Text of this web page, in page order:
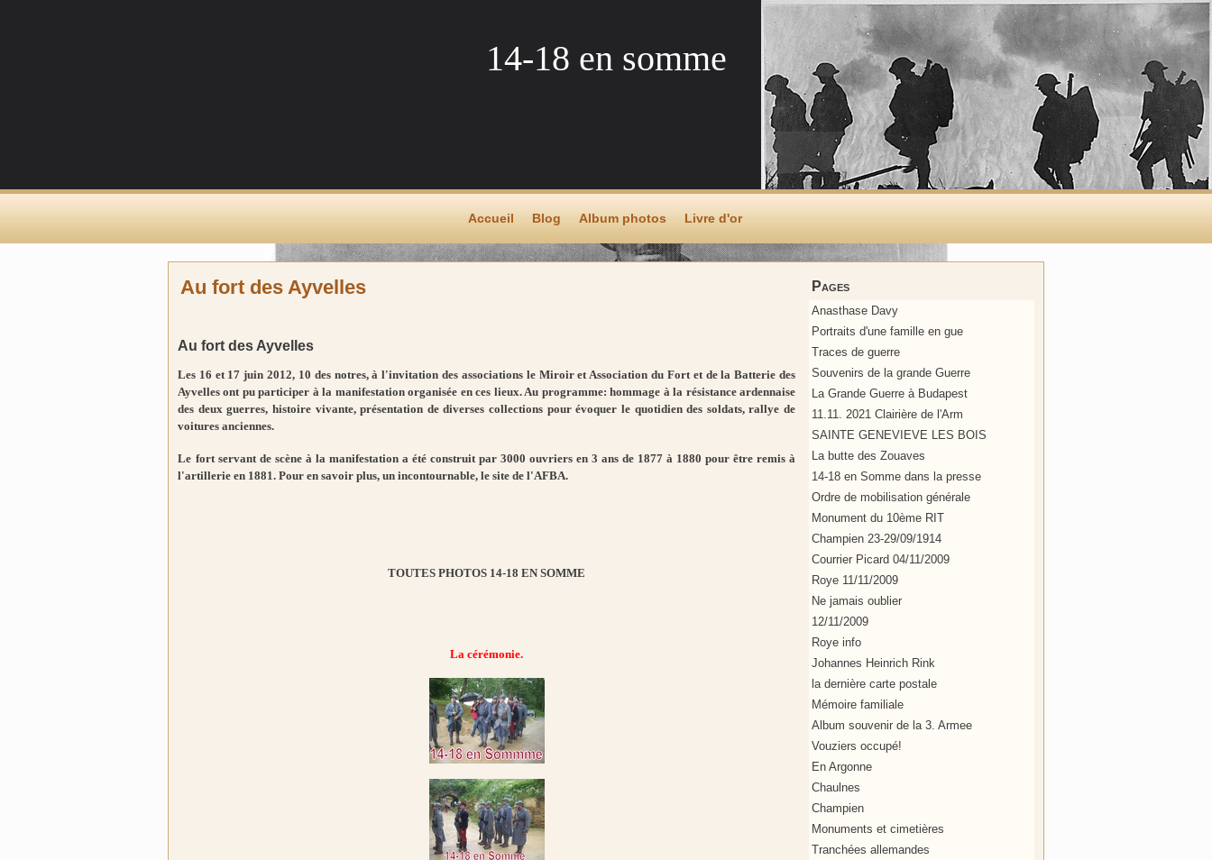
14-18 en somme
Accueil Blog Album photos Livre d'or
Pages
Anasthase Davy
Portraits d'une famille en gue
Traces de guerre
Souvenirs de la grande Guerre
La Grande Guerre à Budapest
11.11. 2021 Clairière de l'Arm
SAINTE GENEVIEVE LES BOIS
La butte des Zouaves
14-18 en Somme dans la presse
Ordre de mobilisation générale
Monument du 10ème RIT
Champien 23-29/09/1914
Courrier Picard 04/11/2009
Roye 11/11/2009
Ne jamais oublier
12/11/2009
Roye info
Johannes Heinrich Rink
la dernière carte postale
Mémoire familiale
Album souvenir de la 3. Armee
Vouziers occupé!
En Argonne
Chaulnes
Champien
Monuments et cimetières
Tranchées allemandes
Au fort des Ayvelles
Au fort des Ayvelles
Les 16 et 17 juin 2012, 10 des notres, à l'invitationdes associations le Miroir et Association du Fort et de la Batterie des
Ayvelles ont pu participer à la manifestation organisée en ces lieux. Au programme: hommage à la résistance ardennaise
des deux guerres, histoire vivante, présentation de diverses collections pour évoquer le quotidien des soldats, rallye de
voitures anciennes.
Le fort servant de scène à la manifestation a été construit par 3000 ouvriers en 3 ans de 1877 à 1880 pour être remis à
l'artillerie en 1881. Pour en savoir plus, un incontournable, le site de l'AFBA.
TOUTES PHOTOS 14-18 EN SOMME
La cérémonie.